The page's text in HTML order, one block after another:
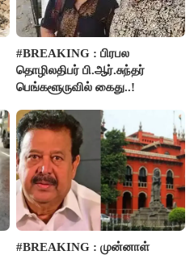
#BREAKING : பிரபல
தொழிலதிபர் பி.ஆர்.சுந்தர்
பெங்களூருவில் கைது..!
#BREAKING : முன்னாள்